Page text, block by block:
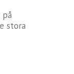
på
stora